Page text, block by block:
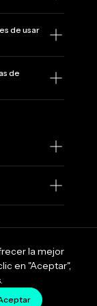
de usar
de
la mejor
en "Aceptar",